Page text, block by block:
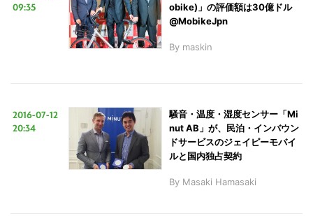
09:35
obike)」の評価額は30億ドル
@MobikeJpn
By maskin
2016-07-12
20:34
騒音・温度・湿度センサー「Mi
nut AB」が、民泊・インバウン
ドサービスのジェイピーモバイ
ルと国内独占契約
By Masaki Hamasaki